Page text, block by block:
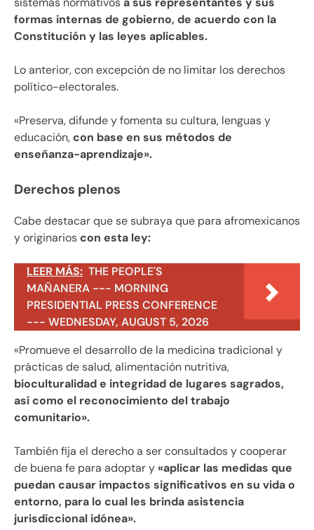
formas internas de gobierno, de acuerdo con la
Constitución y las leyes aplicables.
Lo anterior, con excepción de no limitar los derechos
político-electorales.
«Preserva, difunde y fomenta su cultura, lenguas y
educación,con base en sus métodos de
enseñanza-aprendizaje».
Derechos plenos
Cabe destacar que se subraya que para afromexicanos
y originarioscon esta ley:
LEER MÁS: THE PEOPLE'S
MAÑANERA --- MORNING
PRESIDENTIAL PRESS CONFERENCE
--- WEDNESDAY, AUGUST 5, 2026
«Promueve el desarrollo de la medicina tradicional y
prácticas de salud, alimentación nutritiva,
bioculturalidad e integridad de lugares sagrados,
así como el reconocimiento del trabajo
comunitario».
También fija el derecho a ser consultados y cooperar
de buena fe para adoptar y«aplicar las medidas que
puedan causar impactos significativos en su vida o
entorno, para lo cual les brinda asistencia
jurisdiccional idónea».